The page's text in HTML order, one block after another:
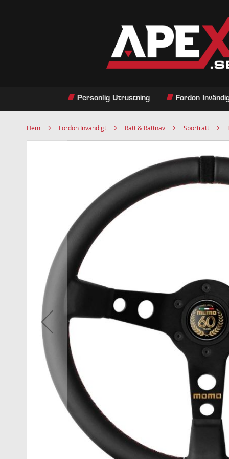
Personlig Utrustning Fordon
Hem Fordon Invändigt Ratt & Rattnav Sportratt